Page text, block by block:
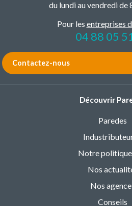
du lundi au vendredi de
Pour les entreprises
04 88 05
Contactez-nous
Découvrir
Paredes
Notre politique
Nos
Nos
Conseils